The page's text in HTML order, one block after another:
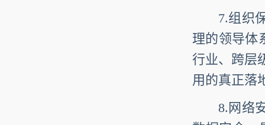
7.组织保
理的领导体
行业、跨层
用的真正落
8.网络安